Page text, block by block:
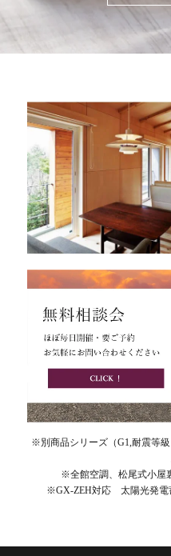
※別商品シリーズ（G1,耐震等
※全館空調、松尾式小屋
※GX-ZEH対応 太陽光発電